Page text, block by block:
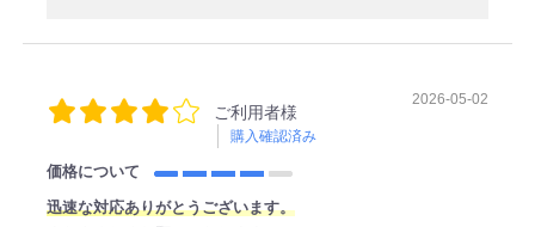
ご利用者様
購入確認済み
2026-05-02
価格について
迅速な対応ありがとうございます。